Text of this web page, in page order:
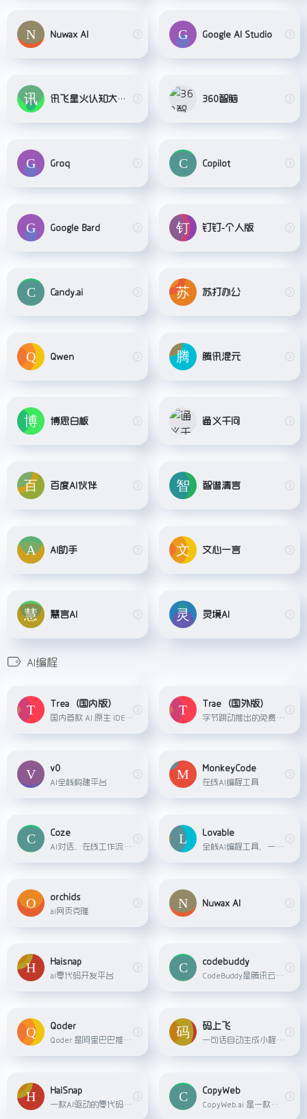
Nuwax AI Google AI Studio
讯飞星火认知大模型 360智脑
Groq Copilot
Google Bard 钉钉-个人版
Candy.ai 苏打办公
Qwen 腾讯混元
博思白板 通义千问
百度AI伙伴 智谱清言
AI助手 文心一言
慧言AI 灵境AI
AI编程
Trea（国内版）
国内首款 AI 原生 IDE，专为中国开发者打造，让 AI 深度融入编程，带来比插件更流畅、精准的开发体验。通过强大的上下文分析，Trae 可以实时预测和续写你的代码片段，快速无缝扩展你未完成的代码，数倍提升你的编码效率。
Trae（国外版）
字节跳动推出的免费AI编程工具，集成了 Claude 3.5 和 GPT-4o 等主流 AI 模型，完全免费使用。Trae 的主要功能包括 Builder 模式和 Chat 模式，其中 Builder 模式可帮助开发者从零...
v0
AI全栈构建平台
MonkeyCode
在线AI编程工具
Coze
AI对话、在线工作流搭建
Lovable
全栈AI编程工具，一句话构建网站应用
orchids
ai网页克隆
Nuwax AI
Haisnap
ai零代码开发平台
codebuddy
CodeBuddy是腾讯云推出的AI代码助手，定位为智能编程伙伴，支持自然语言编程、多文件代码生成、代码补全及单元测试等功能。
Qoder
Qoder 是阿里巴巴推出的 AI 编程工具，旨在成为开发者的「思维伙伴」。它深度理解代码库架构，支持上下文感知补全、内联聊天和一键「维基化」代码结构。Qoder 集成了全球顶尖的编程模型，能够一次检索 10 万个代码文件，并大幅提升软件开发效率。
码上飞
一句话自动生成小程序、APP、H5网页应用。
HaiSnap
一款AI驱动的零代码开发平台...
CopyWeb
CopyWeb.ai 是一款由独立开发者 idoubi 开发的 AI 驱动的网页设计转换工具，能够将网页截图、网站 URL 或 Figma 设计快速转换为生产就绪的代码。它支持多种输入方式，包括截图、URL 和 Figma 设计稿，生成的代码支持 React、Vue 或纯 HTML/CSS 格式。CopyWeb 的核心优势在于强大的 AI 组件检测功能，能够智能识别 UI 元素并生成优化后的代码。此外，生成的代码默认支持响应式设计，确保在不同设备上都能良好显示。